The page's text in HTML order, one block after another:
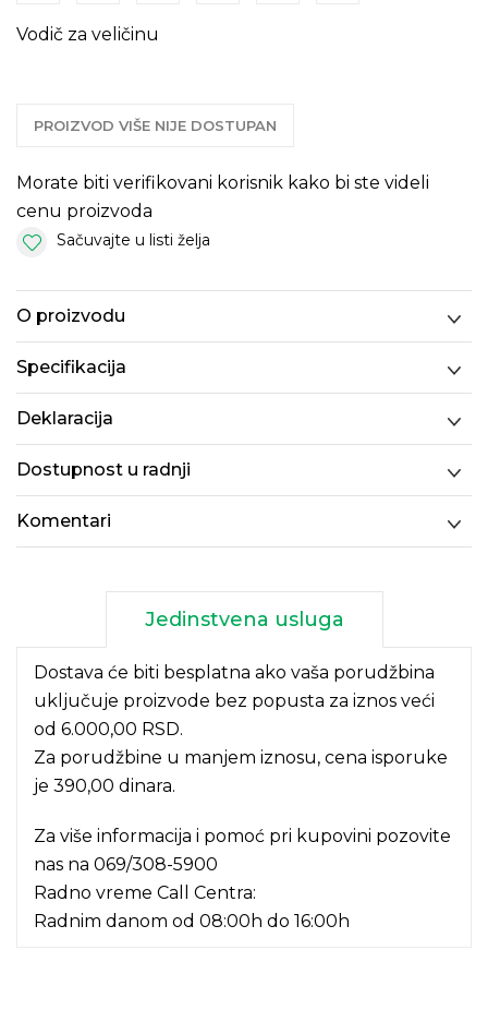
Vodič za veličinu
PROIZVOD VIŠE NIJE DOSTUPAN
Morate biti verifikovani korisnik kako bi ste videli
cenu proizvoda
Sačuvajte u listi želja
O proizvodu
Specifikacija
Deklaracija
Dostupnost u radnji
Komentari
Jedinstvena usluga
Dostava će biti besplatna ako vaša porudžbina
uključuje proizvode bez popusta za iznos veći
od 6.000,00 RSD.
Za porudžbine u manjem iznosu, cena isporuke
je 390,00 dinara.
Za više informacija i pomoć pri kupovini pozovite
nas na 069/308-5900
Radno vreme Call Centra:
Radnim danom od 08:00h do 16:00h